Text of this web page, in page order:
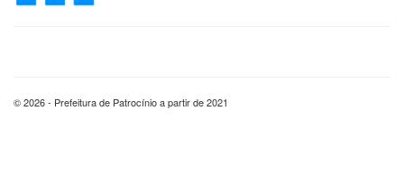
© 2026 - Prefeitura de Patrocínio a partir de 2021